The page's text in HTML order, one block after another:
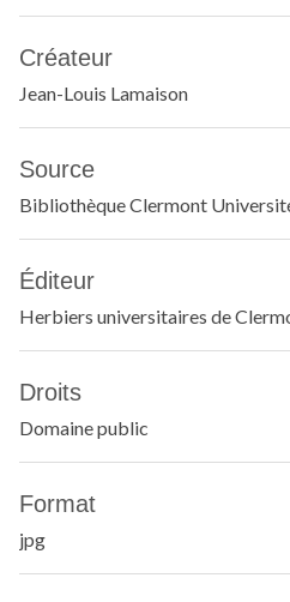
Créateur
Jean-Louis Lamaison
Source
Bibliothèque Clermont
Éditeur
Herbiers universitaires de
Droits
Domaine public
Format
jpg